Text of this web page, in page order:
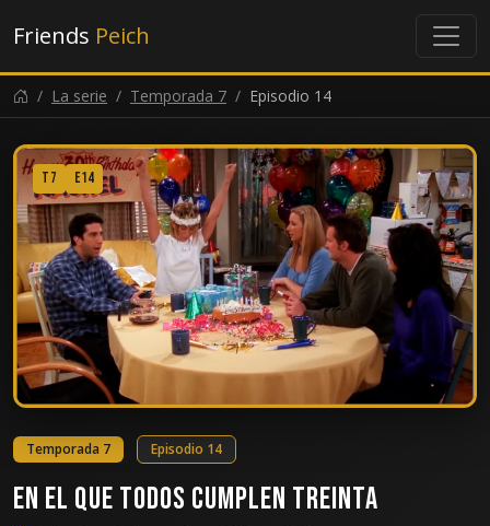
Friends Peich
La serie Temporada 7 Episodio 14
T7 E14
Temporada 7 Episodio 14
En el que todos cumplen treinta